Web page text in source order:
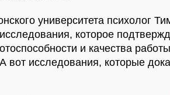
университета психолог
которое
и качества
вот исследования, которые